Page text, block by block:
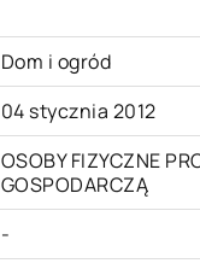
Dom i ogród
04 stycznia 2012
OSOBY FIZYCZNE
GOSPODARCZĄ
-